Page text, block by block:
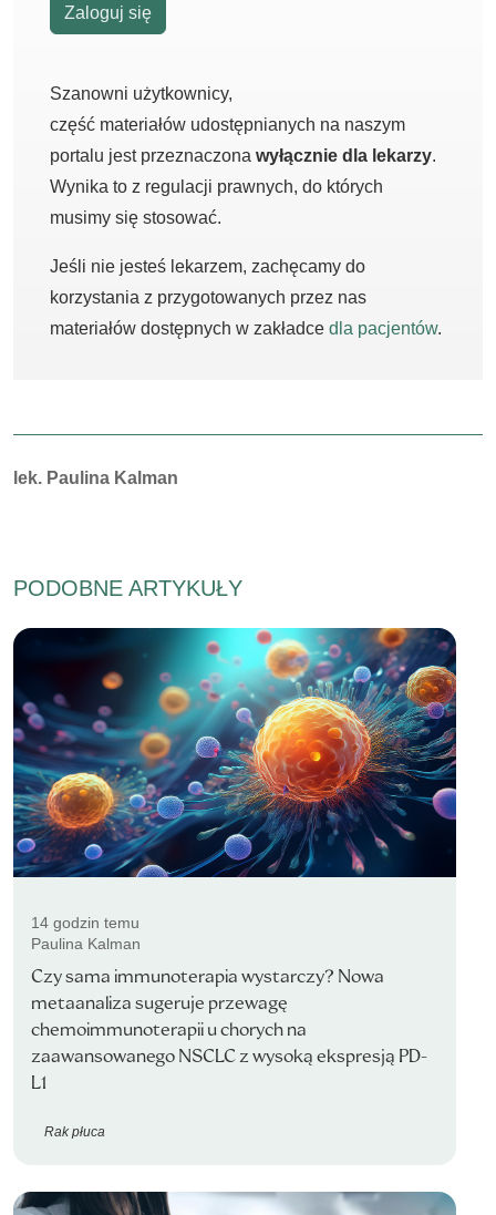
Zaloguj się
Szanowni użytkownicy,
część materiałów udostępnianych na naszym
portalu jest przeznaczona wyłącznie dla lekarzy.
Wynika to z regulacji prawnych, do których
musimy się stosować.
Jeśli nie jesteś lekarzem, zachęcamy do
korzystania z przygotowanych przez nas
materiałów dostępnych w zakładce dla pacjentów.
Autorzy:
lek. Paulina Kalman
PODOBNE ARTYKUŁY
14 godzin temu
Paulina Kalman
Czy sama immunoterapia wystarczy? Nowa
metaanaliza sugeruje przewagę
chemoimmunoterapii u chorych na
zaawansowanego NSCLC z wysoką ekspresją PD-
L1
Rak płuca